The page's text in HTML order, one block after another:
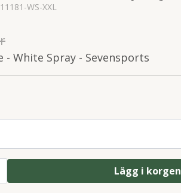
WS-XXL
- White Spray - Sevensports
Lägg i korgen